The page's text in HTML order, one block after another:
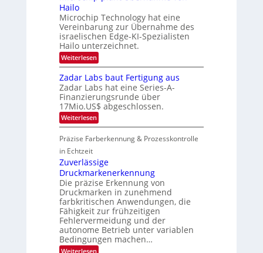
i
m
a
t
2
0
2
7
h
t
2
0
2
6
l
i
g
t
s
i
c
a
n
S
e
r
e
a
c
S
e
r
i
e
s
-
B
-
R
u
k
s
t
o
n
e
ü
b
e
r
n
i
m
m
D
r
k
V
i
s
i
o
n
Hailo
Microchip Technology hat eine
Vereinbarung zur Übernahme des
israelischen Edge-KI-Spezialisten
Hailo unterzeichnet.
Weiterlesen:
M
c
r
o
c
h
i
p
n
t
Ü
b
e
r
n
a
h
m
e
Zadar Labs baut Fertigung aus
Zadar Labs hat eine Series-A-
Finanzierungsrunde über
17Mio.US$ abgeschlossen.
Weiterlesen:
Z
d
r
L
a
b
s
b
a
u
t
F
e
r
Präzise Farberkennung & Prozesskontrolle
in Echtzeit
Zuverlässige
Druckmarkenerkennung
Die präzise Erkennung von
Druckmarken in zunehmend
farbkritischen Anwendungen, die
Fähigkeit zur frühzeitigen
Fehlervermeidung und der
autonome Betrieb unter variablen
Bedingungen machen…
Weiterlesen: